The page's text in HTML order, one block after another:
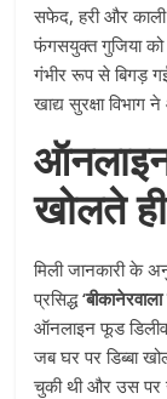
सफेद, हरी और
फंगसयुक्त गुजिया
गंभीर रूप से बिगड़
खाद्य सुरक्षा
ऑनलाइन
खोलते
मिली जानकारी के
प्रसिद्ध
ऑनलाइन फूड
जब घर पर डिब्बा
चुकी थी और उस पर